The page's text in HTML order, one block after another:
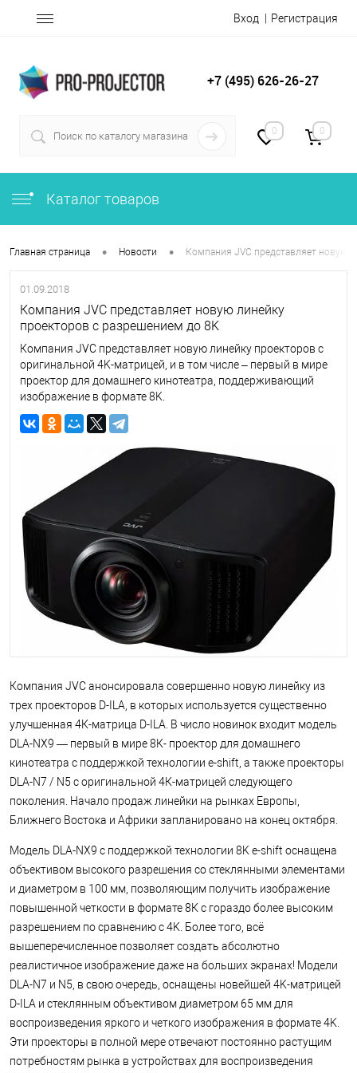
Вход Регистрация
+7 (495) 626-26-27
0 0
Каталог товаров
Главная страница • Новости • Компания JVC представляет новую
01.09.2018
Компания JVC представляет новую линейку
проекторов с разрешением до 8K
Компания JVC представляет новую линейку проекторов с
оригинальной 4K-матрицей, и в том числе – первый в мире
проектор для домашнего кинотеатра, поддерживающий
изображение в формате 8K.
Компания JVC анонсировала совершенно новую линейку из
трех проекторов D-ILA, в которых используется существенно
улучшенная 4К-матрица D-ILA. В число новинок входит модель
DLA-NX9 — первый в мире 8К- проектор для домашнего
кинотеатра с поддержкой технологии e-shift, а также проекторы
DLA-N7 / N5 с оригинальной 4К-матрицей следующего
поколения. Начало продаж линейки на рынках Европы,
Ближнего Востока и Африки запланировано на конец октября.
Модель DLA-NX9 с поддержкой технологии 8K e-shift оснащена
объективом высокого разрешения со стеклянными элементами
и диаметром в 100 мм, позволяющим получить изображение
повышенной четкости в формате 8К с гораздо более высоким
разрешением по сравнению с 4K. Более того, всё
вышеперечисленное позволяет создать абсолютно
реалистичное изображение даже на больших экранах! Модели
DLA-N7 и N5, в свою очередь, оснащены новейшей 4K-матрицей
D-ILA и стеклянным объективом диаметром 65 мм для
воспроизведения яркого и четкого изображения в формате 4K.
Эти проекторы в полной мере отвечают постоянно растущим
потребностям рынка в устройствах для воспроизведения